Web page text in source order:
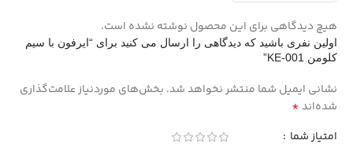
هیچ دیدگاهی برای این محصول نوشته نشده است.
اولین نفری باشید که دیدگاهی را ارسال می کنید برای “ایرفون با سیم
کلومن KE-001”
نشانی ایمیل شما منتشر نخواهد شد. بخش‌های موردنیاز علامت‌گذاری
شده‌اند*
امتیاز شما